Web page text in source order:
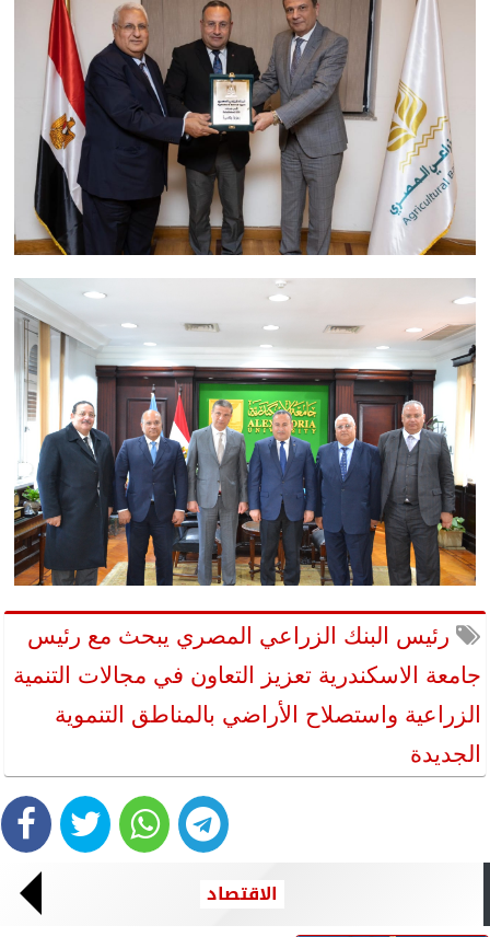
رئيس البنك الزراعي المصري يبحث مع رئيس
جامعة الاسكندرية تعزيز التعاون في مجالات التنمية
الزراعية واستصلاح الأراضي بالمناطق التنموية
الجديدة
الاقتصاد